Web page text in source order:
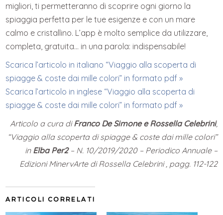
migliori, ti permetteranno di scoprire ogni giorno la
spiaggia perfetta per le tue esigenze e con un mare
calmo e cristallino. L’app è molto semplice da utilizzare,
completa, gratuita… in una parola: indispensabile!
Scarica l’articolo in italiano “Viaggio alla scoperta di
spiagge & coste dai mille colori” in formato pdf »
Scarica l’articolo in inglese “Viaggio alla scoperta di
spiagge & coste dai mille colori” in formato pdf »
Articolo a cura diFranco De Simone e Rossella Celebrini,
“Viaggio alla scoperta di spiagge & coste dai mille colori”
in Elba Per2– N. 10/2019/2020 – Periodico Annuale –
Edizioni MinervArte di Rossella Celebrini , pagg. 112-122
ARTICOLI CORRELATI